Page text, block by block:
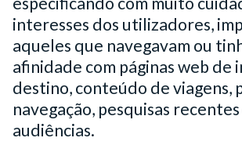
interesses dos utilizadores,
aqueles que navegavam ou
afinidade com páginas web de
destino, conteúdo de viagens,
navegação, pesquisas
audiências.